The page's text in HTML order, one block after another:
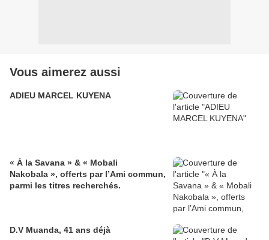
Vous aimerez aussi
ADIEU MARCEL KUYENA
« À la Savana » & « Mobali
Nakobala », offerts par l’Ami commun,
parmi les titres recherchés.
D.V Muanda, 41 ans déjà